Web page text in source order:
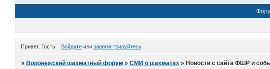
Привет, Гость! Войдитеили зарегистрируйтесь.
»Воронежский шахматный форум »СМИ о шахматах »Новости с сайта ФШР и